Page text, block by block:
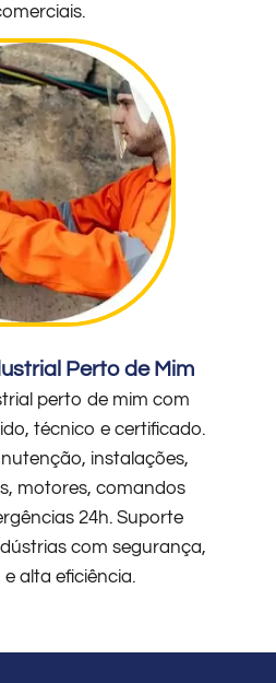
Perto de Mim
perto de mim com
técnico e certificado.
instalações,
motores, comandos
24h. Suporte
com segurança,
alta eficiência.